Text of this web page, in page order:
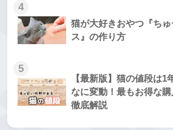
4
猫が大好きおやつ『ちゅ
ス』の作り方
5
【最新版】猫の値段は1
なに変動！最もお得な
徹底解説